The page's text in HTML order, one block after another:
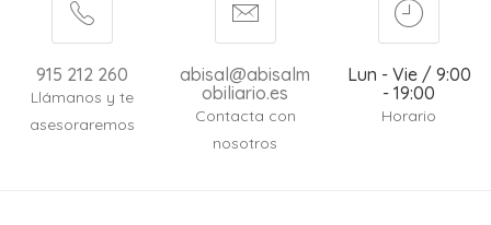
915 212 260
Llámanos y te
asesoraremos
abisal@abisalm
obiliario.es
Contacta con
nosotros
Lun - Vie / 9:00
- 19:00
Horario